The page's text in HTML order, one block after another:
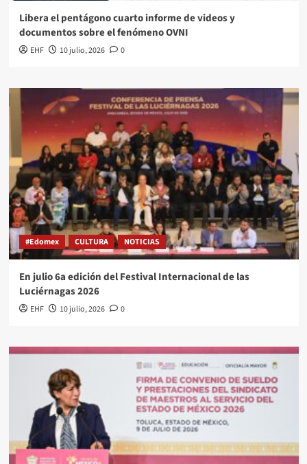
Libera el pentágono cuarto informe de videos y
documentos sobre el fenómeno OVNI
EHF 10 julio, 2026 0
#Edomex CULTURA NOTICIAS
En julio 6a edición del Festival Internacional de las
Luciérnagas 2026
EHF 10 julio, 2026 0